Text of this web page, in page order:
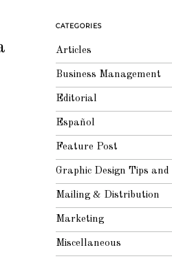
CATEGORIES
Articles
Business Management
Editorial
Español
Feature Post
Graphic Design Tips and
Mailing & Distribution
Marketing
Miscellaneous